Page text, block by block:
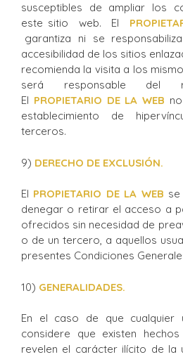
susceptibles de ampliar los
este sitio web. El
garantiza ni se
accesibilidad de los sitios
recomienda la visita a los
será responsable del
El PROPIETARIO DE LA WEB
establecimiento de
terceros.
9) DERECHO DE EXCLUSIÓN.
El PROPIETARIO DE LA WEB
denegar o retirar el acceso a
ofrecidos sin necesidad de
o de un tercero, a aquellos
presentes Condiciones
10) GENERALIDADES.
En el caso de que cualquier
considere que existen
revelen el carácter ilícito de la